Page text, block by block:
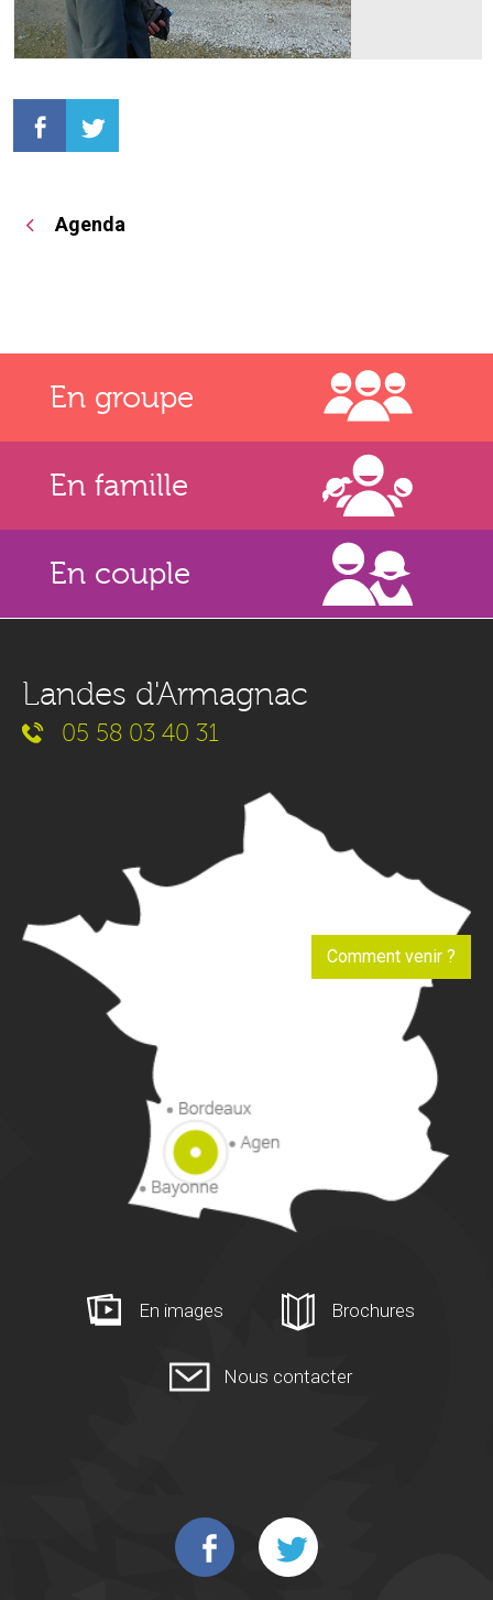
Agenda
En groupe
En famille
En couple
Landes d'Armagnac
05 58 03 40 31
Comment venir ?
En images Brochures
Nous contacter